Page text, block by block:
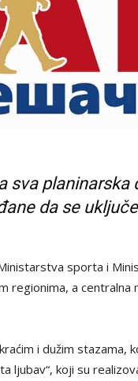
sva planinarska
da se
sporta i
regionima, a
i dužim stazama,
ljubav“, koji su